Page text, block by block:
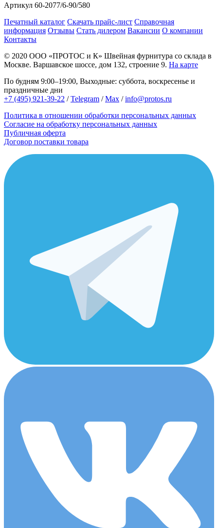
Артикул 60-2077/6-90/580
Печатный каталог Скачать прайс-лист Справочная
информация Отзывы Стать дилером Вакансии О компании
Контакты
© 2020 ООО «ПРОТОС и К» Швейная фурнитура со склада в
Москве. Варшавское шоссе, дом 132, строение 9. На карте
По будням 9:00–19:00, Выходные: суббота, воскресенье и
праздничные дни
+7 (495) 921-39-22 /Telegram /Max /info@protos.ru
Политика в отношении обработки персональных данных
Согласие на обработку персональных данных
Публичная оферта
Договор поставки товара